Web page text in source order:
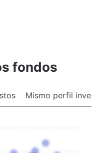
fondos
Mismo perfil